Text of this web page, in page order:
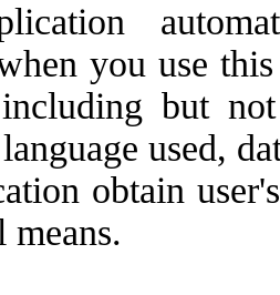
you use
but
used,
obtain
means.